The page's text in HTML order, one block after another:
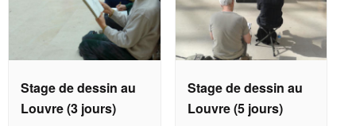
Stage de dessin au
Louvre (3 jours)
Stage de dessin au
Louvre (5 jours)